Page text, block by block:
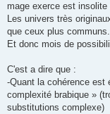
mage exerce est insolite
Les univers très
que ceux plus communs.
Et donc mois de
C'est a dire que :
-Quant la cohérence est
complexité brabique »
substitutions complexe)